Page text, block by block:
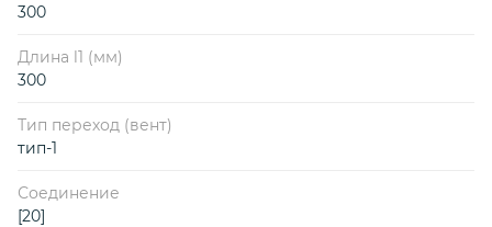
300
Длина l1 (мм)
300
Тип переход (вент)
тип-1
Соединение
[20]